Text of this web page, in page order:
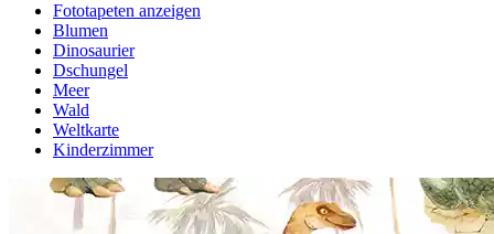
Fototapeten anzeigen
Blumen
Dinosaurier
Dschungel
Meer
Wald
Weltkarte
Kinderzimmer